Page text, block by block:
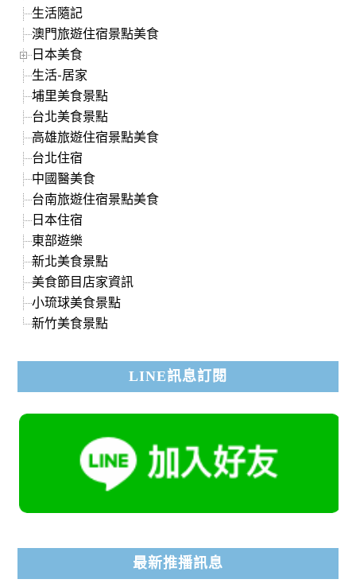
生活隨記
澳門旅遊住宿景點美食
日本美食
生活-居家
埔里美食景點
台北美食景點
高雄旅遊住宿景點美食
台北住宿
中國醫美食
台南旅遊住宿景點美食
日本住宿
東部遊樂
新北美食景點
美食節目店家資訊
小琉球美食景點
新竹美食景點
LINE訊息訂閱
最新推播訊息